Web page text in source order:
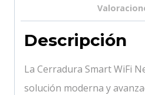
Descripción
La Cerradura Smart WiFi
solución moderna y